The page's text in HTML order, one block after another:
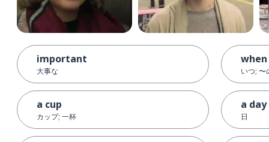
important
大事な
a cup
カップ; 一杯
when
いつ; 〜
a day
日